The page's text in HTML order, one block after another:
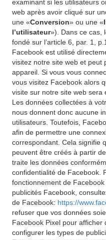
examinant si les utilisateurs
web après avoir cliqué sur
une «Conversion» ou une «
l’utilisateur»). Dans ce cas,
fondé sur l’article 6, par. 1,
Facebook est utilisé
visitez notre site web et peut
appareil. Si vous vous
vous visitez Facebook alors
visite sur notre site web sera
Les données collectées à
nous donnent donc aucune
utilisateurs. Toutefois,
afin de permettre une
correspondant. Cela signifie
peuvent être créés à partir
traite les données
confidentialité de Facebook.
fonctionnement de Facebook
publicités Facebook,
de Facebook: https://
refuser que vos données
Facebook Pixel pour
configurer les types de